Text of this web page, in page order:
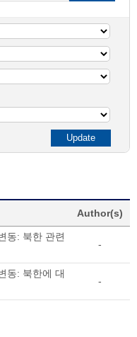
Author(s)
동: 북한 관련
-
동: 북한에 대
-